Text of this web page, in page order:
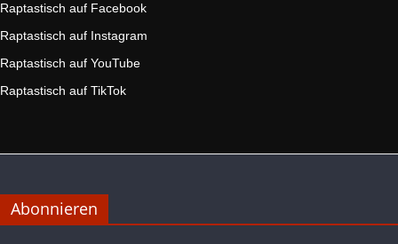
Raptastisch auf Facebook
Raptastisch auf Instagram
Raptastisch auf YouTube
Raptastisch auf TikTok
Abonnieren